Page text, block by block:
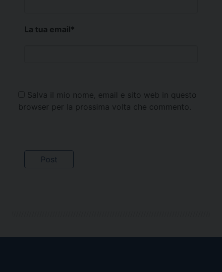
La tua email*
Salva il mio nome, email e sito web in questo
browser per la prossima volta che commento.